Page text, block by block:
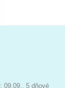
09.09., 5 dňové